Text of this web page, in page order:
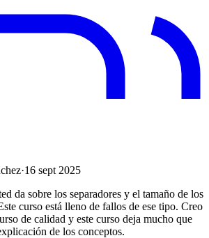
·16 sept 2025
da sobre los separadores y el tamaño de los
curso está lleno de fallos de ese tipo. Creo
de calidad y este curso deja mucho que
de los conceptos.